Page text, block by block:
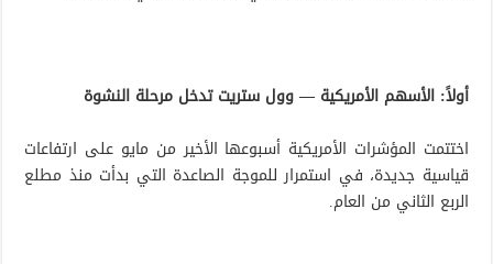
أولاً: الأسهم الأمريكية — وول ستريت تدخل مرحلة النشوة
اختتمت المؤشرات الأمريكية أسبوعها الأخير من مايو على ارتفاعات
قياسية جديدة، في استمرار للموجة الصاعدة التي بدأت منذ مطلع
الربع الثاني من العام.